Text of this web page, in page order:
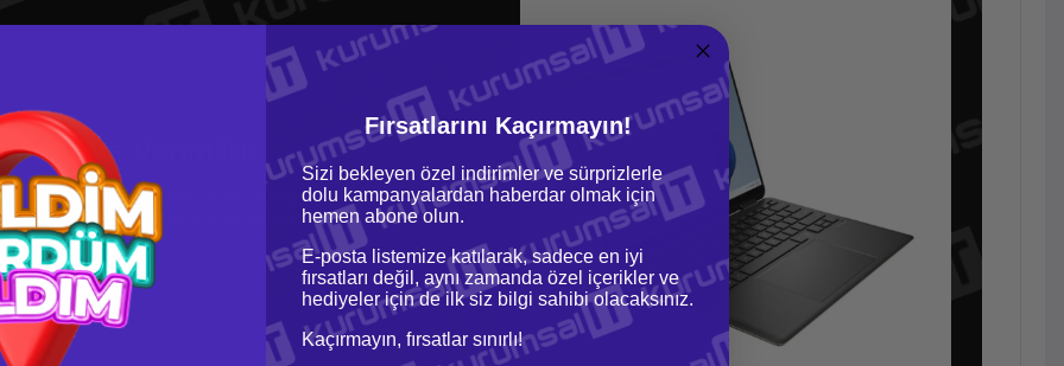
ve Verimlilik
güçlü bir performans sunar. Bu sayede, kullanıcılar karmaşık
uzun pil ömrü ile çalışma süresini artırır ve kullanıcıların daha
sağlar.
Fırsatlarını Kaçırmayın!
Sizi bekleyen özel indirimler ve sürprizlerle
dolu kampanyalardan haberdar olmak için
hemen abone olun.
E-posta listemize katılarak, sadece en iyi
fırsatları değil, aynı zamanda özel içerikler ve
hediyeler için de ilk siz bilgi sahibi olacaksınız.
Kaçırmayın, fırsatlar sınırlı!